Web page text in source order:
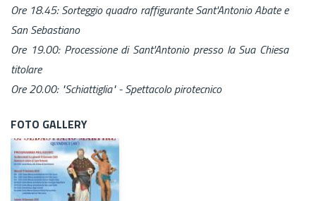
Ore 18.45: Sorteggio quadro raffigurante Sant'Antonio Abate e
San Sebastiano
Ore 19.00: Processione di Sant'Antonio presso la Sua Chiesa
titolare
Ore 20.00: "Schiattiglia" - Spettacolo pirotecnico
FOTO GALLERY